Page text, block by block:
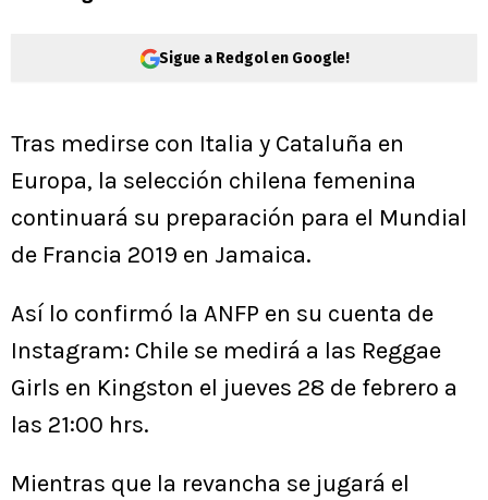
Sigue a Redgol en Google!
Tras medirse con Italia y Cataluña en
Europa, la selección chilena femenina
continuará su preparación para el Mundial
de Francia 2019 en Jamaica.
Así lo confirmó la ANFP en su cuenta de
Instagram: Chile se medirá a las Reggae
Girls en Kingston el jueves 28 de febrero a
las 21:00 hrs.
Mientras que la revancha se jugará el